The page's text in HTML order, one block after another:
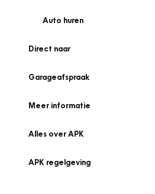
Auto huren
Direct naar
Garageafspraak
Meer informatie
Alles over APK
APK regelgeving